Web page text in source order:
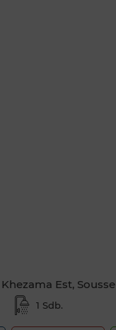
Est, Sousse
1 Sdb.